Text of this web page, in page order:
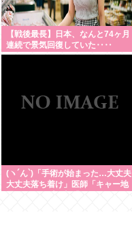
【戦後最長】日本、なんと74ヶ月
連続で景気回復していた‥‥
(ヽ´ん`)「手術が始まった…大丈夫
大丈夫落ち着け」医師「キャー地